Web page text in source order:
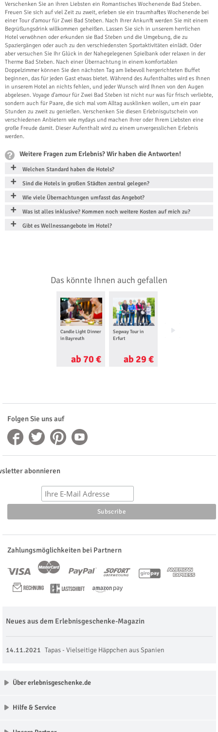
Verschenken Sie an ihren Liebsten ein Romantisches Wochenende Bad Steben.
Freuen Sie sich auf viel Zeit zu zweit, erleben sie ein traumhaftes Wochenende bei
einer Tour d'amour für Zwei Bad Steben. Nach Ihrer Ankunft werden Sie mit einem
Begrüßungsdrink willkommen geheißen. Lassen Sie sich in unserem herrlichen
Hotel verwöhnen oder erkunden sie Bad Steben und die Umgebung, die zu
Spaziergängen oder auch zu den verschiedensten Sportaktivitäten einlädt. Oder
aber versuchen Sie Ihr Glück in der Nahegelegenen Spielbank oder relaxen in der
Therme Bad Steben. Nach einer Übernachtung in einem komfortablen
Doppelzimmer können Sie den nächsten Tag am liebevoll hergerichteten Buffet
beginnen, das für jeden Gast etwas bietet. Während des Aufenthaltes wird es Ihnen
in unserem Hotel an nichts fehlen, und jeder Wunsch wird Ihnen von den Augen
abgelesen. Voyage d'amour für Zwei Bad Steben ist nicht nur was für frisch verliebte,
sondern auch für Paare, die sich mal vom Alltag ausklinken wollen, um ein paar
Stunden zu zweit zu genießen. Verschenken Sie diesen Erlebnisgutschein von
verschiedenen Anbietern wie mydays und machen Ihrer oder Ihrem Liebsten eine
große Freude damit. Dieser Aufenthalt wird zu einem unvergesslichen Erlebnis
werden.
Weitere Fragen zum Erlebnis? Wir haben die Antworten!
Welchen Standard haben die Hotels?
Sind die Hotels in großen Städten zentral gelegen?
Wie viele Übernachtungen umfasst das Angebot?
Was ist alles inklusive? Kommen noch weitere Kosten auf mich zu?
Gibt es Wellnessangebote im Hotel?
Das könnte Ihnen auch gefallen
Candle Light Dinner
in Bayreuth
ab 70 €
Segway Tour in
Erfurt
ab 29 €
Stadtführung in
Folgen Sie uns auf
abonnieren
Zahlungsmöglichkeiten bei Partnern
Neues aus dem Erlebnisgeschenke-Magazin
14.11.2021 Tapas - Vielseitige Häppchen aus Spanien
Über erlebnisgeschenke.de
Hilfe & Service